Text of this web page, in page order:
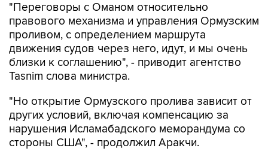
"Переговоры с Оманом относительно
правового механизма и управления Ормузским
проливом, с определением маршрута
движения судов через него, идут, и мы очень
близки к соглашению", - приводит агентство
Tasnim слова министра.
"Но открытие Ормузского пролива зависит от
других условий, включая компенсацию за
нарушения Исламабадского меморандума со
стороны США", - продолжил Аракчи.